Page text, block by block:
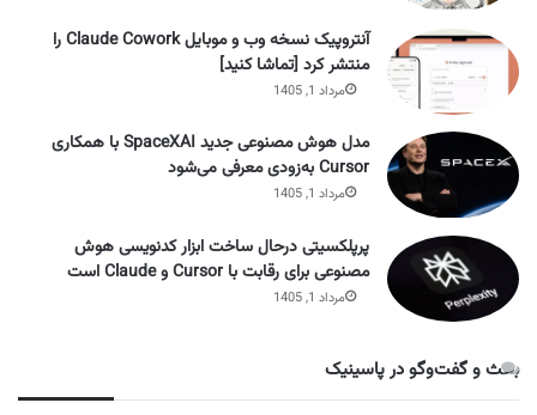
آنتروپیک نسخه وب و موبایل Claude Cowork را
منتشر کرد [تماشا کنید]
مرداد 1, 1405
مدل هوش مصنوعی جدید SpaceXAI با همکاری
Cursor به‌زودی معرفی می‌شود
مرداد 1, 1405
پرپلکسیتی درحال ساخت ابزار کدنویسی هوش
مصنوعی برای رقابت با Cursor و Claude است
مرداد 1, 1405
بحث و گفت‌وگو در پاسینیک